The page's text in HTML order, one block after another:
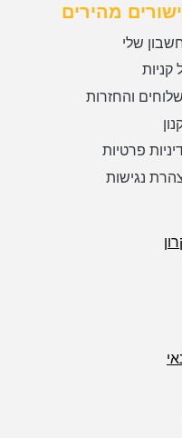
מהירים
שלי
קניות
והחזרות
פרטיות
נגישות